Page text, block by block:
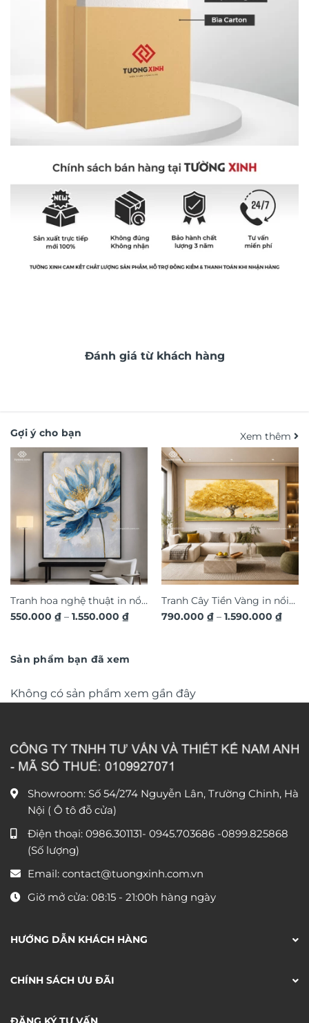
Đánh giá từ khách hàng
Gợi ý cho bạn Xem thêm
Tranh hoa nghệ thuật in nổi
3D hiệu ứng dát vàng sang
550.000 ₫ – 1.550.000 ₫Khoảng
1.550.000 ₫
Tranh Cây Tiền Vàng in nổi
3D dát vàng ánh kim sang
790.000 ₫ – 1.590.000 ₫
Sản phẩm bạn đã xem
Không có sản phẩm xem gần đây
Showroom: Số 54/274 Nguyễn Lân, Trường Chinh, Hà
Nội ( Ô tô đỗ cửa)
Điện thoại: 0986.301131- 0945.703686 -0899.825868
(Số lượng)
Email: contact@tuongxinh.com.vn
Giờ mở cửa: 08:15 - 21:00h hàng ngày
HƯỚNG DẪN KHÁCH HÀNG
CHÍNH SÁCH ƯU ĐÃI